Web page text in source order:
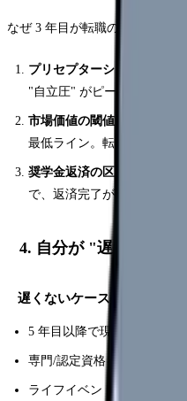
なぜ 3 年目が転職の中央値か。
プリセプターシップ卒業後の
"自立圧" がピーク
市場価値の閾値 : 3 年経験
最低ライン。転職市場で求
奨学金返済の区切り
: 看護
で、返済完了が 3 年目に重な
4. 自分が "遅い/早い"
遅くないケース
5 年目以降で現職に大きな不
専門/認定資格を目指しとる
ライフイベント (結婚/出産/